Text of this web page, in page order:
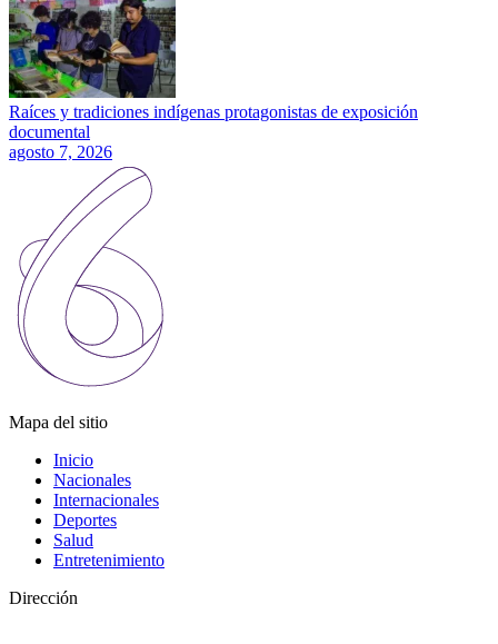
Raíces y tradiciones indígenas protagonistas de exposición
documental
agosto 7, 2026
Mapa del sitio
Inicio
Nacionales
Internacionales
Deportes
Salud
Entretenimiento
Dirección